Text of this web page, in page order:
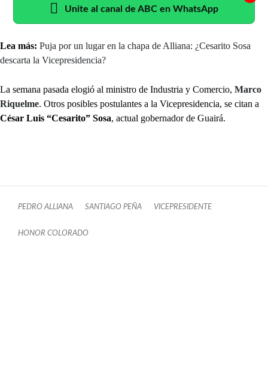
Unite al canal de ABC en WhatsApp
Lea más: Puja por un lugar en la chapa de Alliana: ¿Cesarito Sosa
descarta la Vicepresidencia?
La semana pasada elogió al ministro de Industria y Comercio, Marco
Riquelme. Otros posibles postulantes a la Vicepresidencia, se citan a
César Luis “Cesarito” Sosa, actual gobernador de Guairá.
PEDRO ALLIANA SANTIAGO PEÑA VICEPRESIDENTE
HONOR COLORADO